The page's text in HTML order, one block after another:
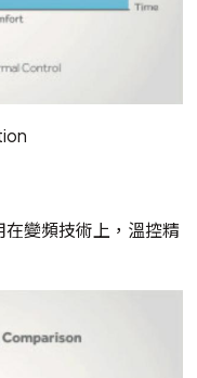
變頻技術上，溫控精